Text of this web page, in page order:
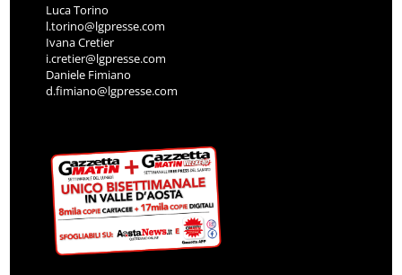
Luca Torino
l.torino@lgpresse.com
Ivana Cretier
i.cretier@lgpresse.com
Daniele Fimiano
d.fimiano@lgpresse.com